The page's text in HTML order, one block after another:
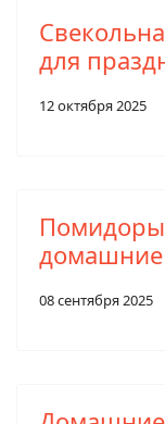
для
12 октября 2025
08 сентября 2025